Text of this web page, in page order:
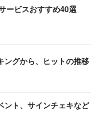
ービスおすすめ40選
ングから、ヒットの推移
ント、サインチェキなど